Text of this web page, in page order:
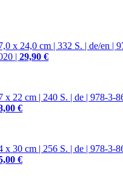
x 24,0 cm | 332 S. | de/en |
| 29,90 €
x 22 cm | 240 S. | de | 978-3-
€
x 30 cm | 256 S. | de | 978-3-
€